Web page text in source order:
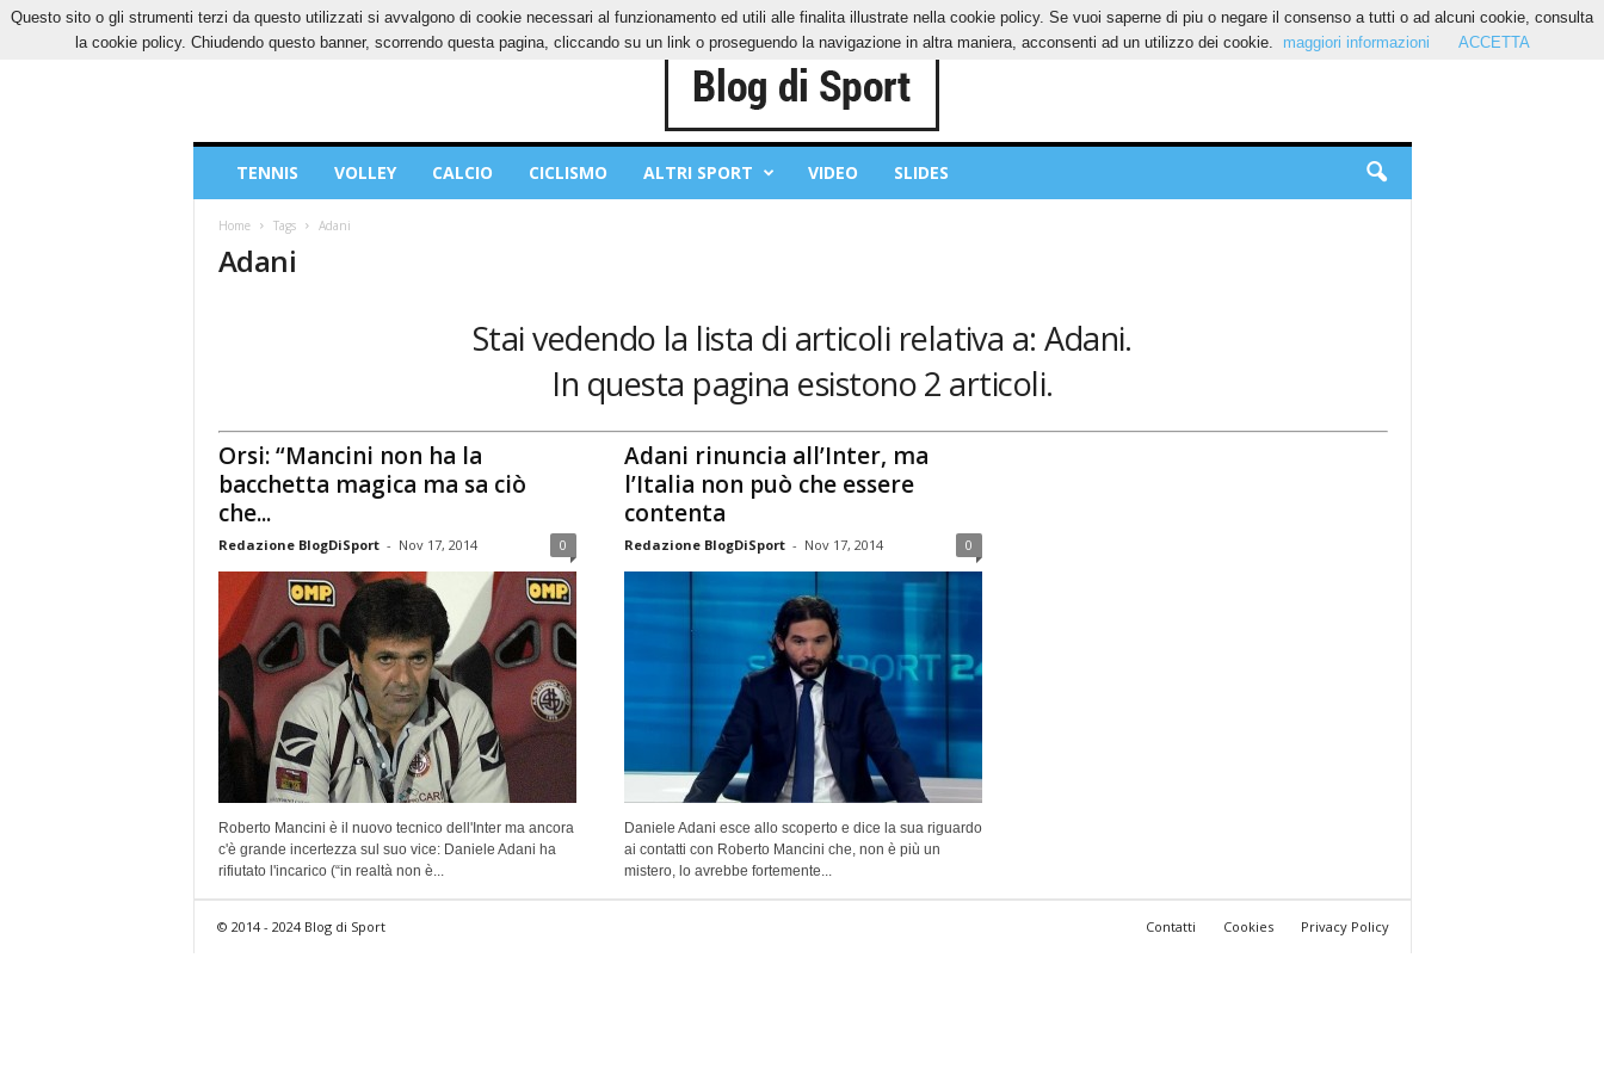
VENERDÌ, 7 AGOSTO 2026 CONTATTI COOKIES PRIVACY POLICY
Sport
TENNIS VOLLEY CALCIO CICLISMO ALTRI SPORT VIDEO SLIDES
Home Tags Adani
Adani
Stai vedendo la lista di articoli relativa a: Adani.
In questa pagina esistono 2 articoli.
Orsi: “Mancini non ha la
bacchetta magica ma sa ciò
che...
Redazione BlogDiSport - Nov 17, 2014 0
Roberto Mancini è il nuovo tecnico dell'Inter ma ancora
c'è grande incertezza sul suo vice: Daniele Adani ha
rifiutato l'incarico (“in realtà non è...
Adani rinuncia all’Inter, ma
l’Italia non può che essere
contenta
Redazione BlogDiSport - Nov 17, 2014 0
Daniele Adani esce allo scoperto e dice la sua riguardo
ai contatti con Roberto Mancini che, non è più un
mistero, lo avrebbe fortemente...
Contatti Cookies Privacy Policy
© 2014 - 2024 Blog di Sport
Questo sito o gli strumenti terzi da questo utilizzati si avvalgono di cookie necessari al funzionamento ed utili alle finalita illustrate nella cookie policy. Se vuoi saperne di piu o negare il consenso a tutti o ad alcuni cookie, consulta
la cookie policy. Chiudendo questo banner, scorrendo questa pagina, cliccando su un link o proseguendo la navigazione in altra maniera, acconsenti ad un utilizzo dei cookie.
maggiori informazioni ACCETTA